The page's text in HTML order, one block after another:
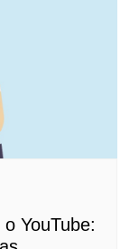
YouTube: